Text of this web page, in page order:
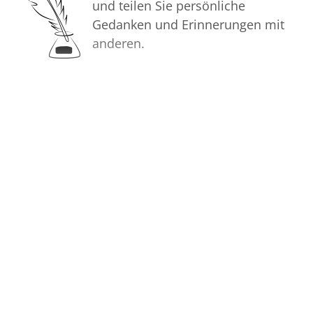
und teilen Sie persönliche
Gedanken und Erinnerungen mit
anderen.